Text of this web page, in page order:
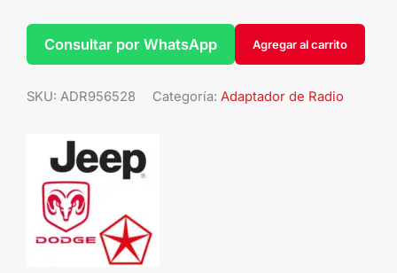
Agregar al carrito
Consultar por WhatsApp
SKU: ADR956528 Categoría: Adaptador de Radio